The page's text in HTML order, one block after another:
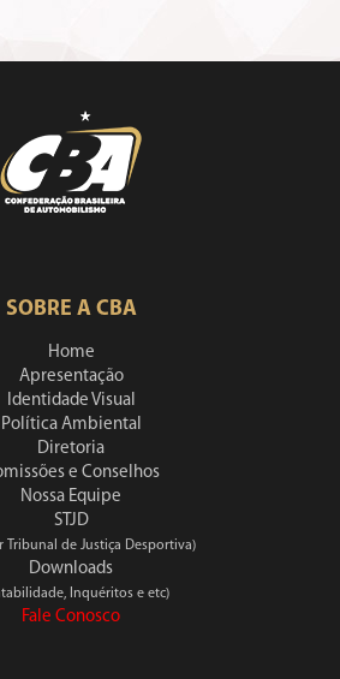
SOBRE A CBA
Home
Apresentação
Identidade Visual
Política Ambiental
Diretoria
e Conselhos
Nossa Equipe
STJD
Tribunal de Justiça Desportiva)
Downloads
Inquéritos e etc)
Fale Conosco